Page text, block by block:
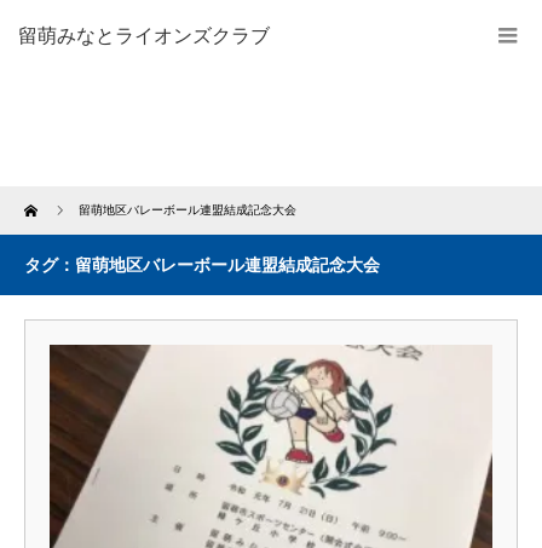
留萌みなとライオンズクラブ
Home 留萌地区バレーボール連盟結成記念大会
タグ：留萌地区バレーボール連盟結成記念大会